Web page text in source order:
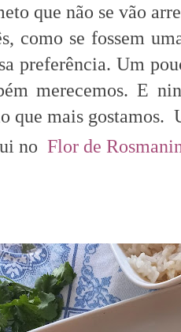
que não se vão
como se fossem
preferência. Um
merecemos. E
que mais gostamos.
no Flor de